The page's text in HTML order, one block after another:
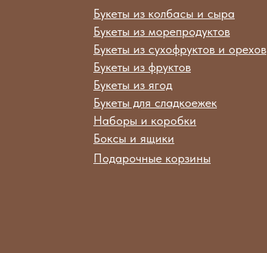
Букеты из колбасы и сыра
Букеты из морепродуктов
Букеты из сухофруктов и орехов
Букеты из фруктов
Букеты из ягод
Букеты для сладкоежек
Наборы и коробки
Подарочные корзины
Боксы и ящики